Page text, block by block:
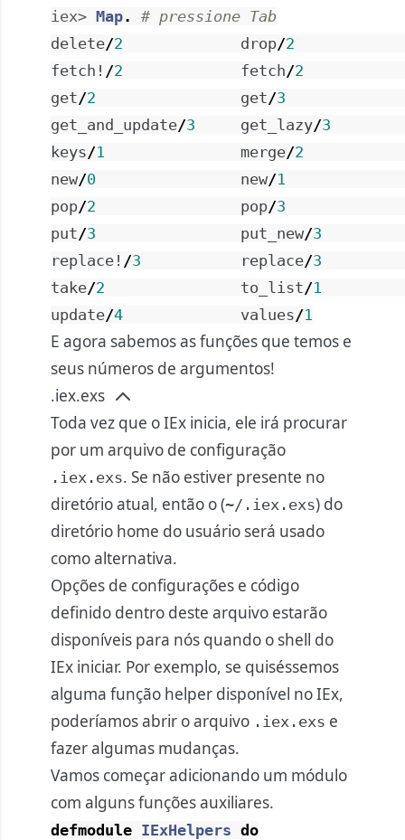
iex> Map.
# pressione Tab
delete/2 drop/2
fetch! /2 fetch/2
get/2 get/3
get_and_update/3 get_lazy/3
keys/1 merge/2
new/0 new/1
pop/2 pop/3
put/3 put_new/3
replace! /3 replace/3
take/2 to_list/1
update/4 values/1
E agora sabemos as funções que temos e
seus números de argumentos!
.iex.exs
Toda vez que o IEx inicia, ele irá procurar
por um arquivo de configuração
.iex.exs. Se não estiver presente no
diretório atual, então o (~/.iex.exs) do
diretório home do usuário será usado
como alternativa.
Opções de configurações e código
definido dentro deste arquivo estarão
disponíveis para nós quando o shell do
IEx iniciar. Por exemplo, se quiséssemos
alguma função helper disponível no IEx,
poderíamos abrir o arquivo .iex.exs e
fazer algumas mudanças.
Vamos começar adicionando um módulo
com alguns funções auxiliares.
defmodule IExHelpers do